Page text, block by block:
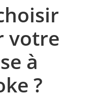
votre
à
?